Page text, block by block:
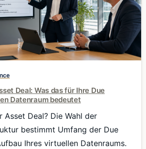
Deal: Was das für Ihre Due
Datenraum bedeutet
Asset Deal? Die Wahl der
bestimmt Umfang der Due
Ihres virtuellen Datenraums.